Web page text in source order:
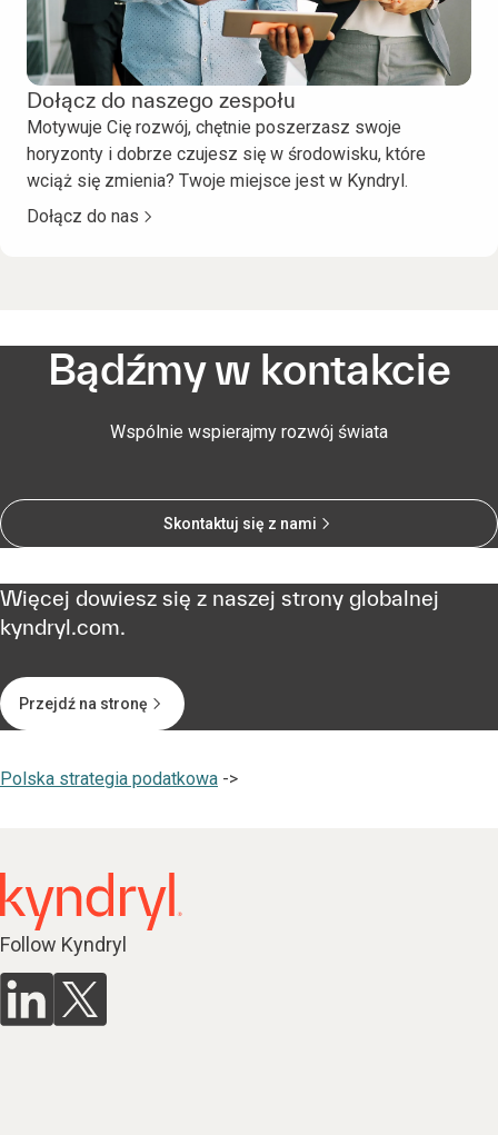
Dołącz do naszego zespołu
Motywuje Cię rozwój, chętnie poszerzasz swoje
horyzonty i dobrze czujesz się w środowisku, które
wciąż się zmienia? Twoje miejsce jest w Kyndryl.
Dołącz do nas
Bądźmy w kontakcie
Wspólnie wspierajmy rozwój świata
Skontaktuj się z nami
Więcej dowiesz się z naszej strony globalnej
kyndryl.com.
Przejdź na stronę
Polska strategia podatkowa ->
Follow Kyndryl